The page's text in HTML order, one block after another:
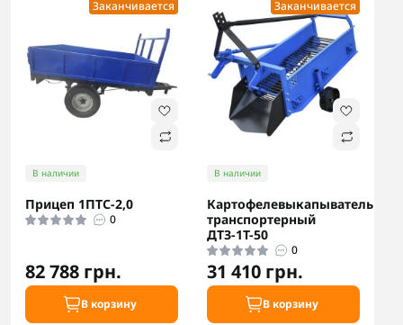
Заканчивается
В наличии
Прицеп 1ПТС-2,0
0
82 788 грн.
В корзину
Заканчивается
В наличии
Картофелевыкапыватель
транспортерный
ДТЗ-1Т-50
0
31 410 грн.
В корзину